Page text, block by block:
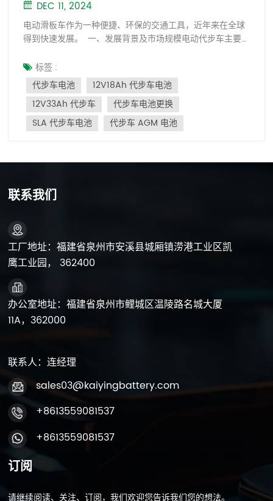
DEC 11, 2024
电动滑板车作为一种便捷、环保的交通工具，近年来在全球
得到快速发展。 一、发展背景及市场规模电动代步车主要
老龄化加剧和环保意识的兴起，对电动滑板车的需求持续扩
大。据华昂智网预测，2023年全球电动滑板车行业市场规模
约为7.35亿美元，行业呈现快速发展态势。在中国，电动代
步车市场规模也在不断增长，预计2023年将达到5.24亿美
元，同比增长7.82%。 2、政策环境中国政府实施了《绿色
出行创建行动计划》等一系列节能减排绿色出行政策，旨在
外，中国政府还出台了电动自行车更新换代政策，鼓励消费
的电动自行车。 铅酸电池，减少锂电池可能带来的安全风
险。 3. 电池选择和安全考虑电动滑板车主要使用铅酸电池和
然锂电池能量密度较高、使用寿命较长，但存在着火、爆炸
等安全隐患，特别是在过度充电和短路的情况下。因此，中
国政府鼓励使用铅酸电池来增强电动滑板车的安全性
能。 4、市场趋势技术的进步和消费者需求的变化将继续推
动电动滑板车行业的发展。全球市场规模预计将保持增长，
亚洲市场份额有望增加。在中国，在政策支持下，电动滑板
车行业将迎来新的发展机遇，市场潜力巨大。 电动滑板车以
其环保、便利而著称，在全球市场尤其是中国增长迅速。在
标签 :
代步车电池
12V18Ah 代步车电池
12V33Ah 代步车
代步车电池更换
SLA 代步车电池
代步车 AGM 电池
联系我们
工厂地址：福建省泉州市安溪县城厢镇涝港工业区凯
鹰工业园， 362400
办公室地址：福建省泉州市鲤城区温陵路名城大厦
11A，362000
联系人：连经理
sales03@kaiyingbattery.com
+8613559081537
+8613559081537
订阅
请继续阅读、关注、订阅，我们欢迎您告诉我们您的想法。